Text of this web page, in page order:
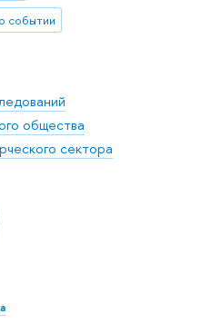
событии
общества
сектора